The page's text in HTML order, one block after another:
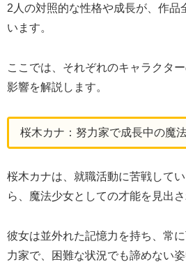
2人の対照的な性格や成長が、作品
います。
ここでは、それぞれのキャラクタ
影響を解説します。
桜木カナ：努力家で成長中の魔
桜木カナは、就職活動に苦戦して
ら、魔法少女としての才能を見出さ
彼女は並外れた記憶力を持ち、常
力家で、困難な状況でも諦めない姿